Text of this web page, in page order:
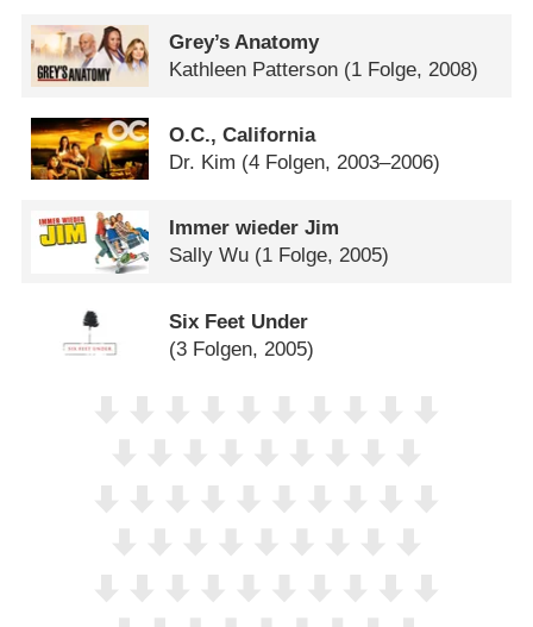
Grey’s Anatomy
Kathleen Patterson (1 Folge, 2008)
O.C., California
Dr. Kim (4 Folgen, 2003–2006)
Immer wieder Jim
Sally Wu (1 Folge, 2005)
Six Feet Under
(3 Folgen, 2005)